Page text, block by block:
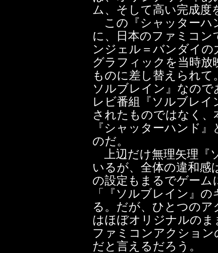
ム、そして高い完成度
この『シャッターハ
に、日本のファミコ
ンジェル＝バンダイ
グラフィックを当時放
ものに差し替えられ
ソルブレイン』なの
レビ番組『ソルブレ
されたものではなく
『シャッターハンド
のだ。
上辺だけ無理矢理『
いるが、全体の違和感
の設定もまるでゲーム
「『ソルブレイン』
る。だが、ひとつの
はほぼオリジナルの
ファミコンアクショ
だと言えるだろう。